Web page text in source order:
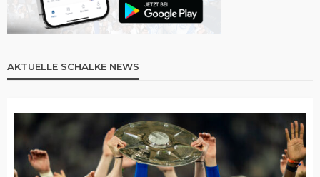
AKTUELLE SCHALKE NEWS